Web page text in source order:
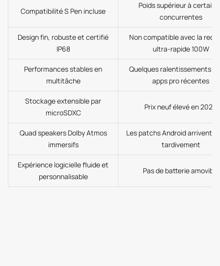
Compatibilité S Pen incluse
Poids supérieur à
concurrentes
Design fin, robuste et certifié
IP68
Non compatible avec la
ultra-rapide 100W
Performances stables en
multitâche
Quelques ralentissements
apps pro récentes
Stockage extensible par
microSDXC
Prix neuf élevé en 2026
Quad speakers Dolby Atmos
immersifs
Les patchs Android arrivent
tardivement
Expérience logicielle fluide et
personnalisable
Pas de batterie amovible